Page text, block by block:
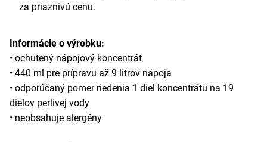
za priaznivú cenu.
Informácie o výrobku:
• ochutený nápojový koncentrát
• 440 ml pre prípravu až 9 litrov nápoja
• odporúčaný pomer riedenia 1 diel koncentrátu na 19
dielov perlivej vody
• neobsahuje alergény